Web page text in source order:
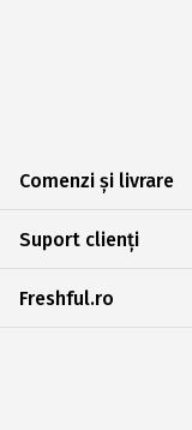
Comenzi și livrare
Suport clienți
Freshful.ro